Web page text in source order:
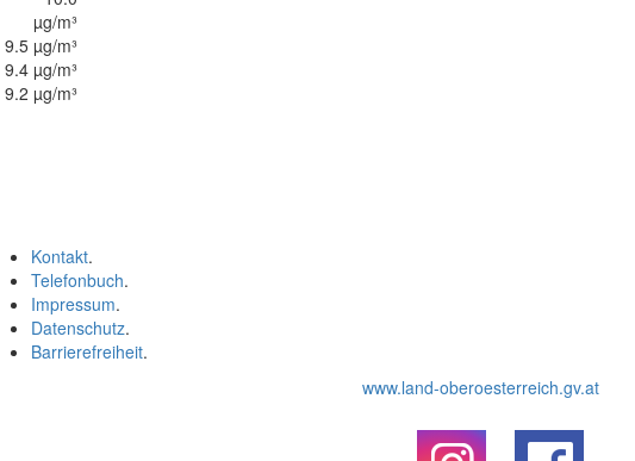
µg/m³
9.5 µg/m³
9.4 µg/m³
9.2 µg/m³
Kontakt.
Telefonbuch.
Impressum.
Datenschutz.
Barrierefreiheit.
www.land-oberoesterreich.gv.at